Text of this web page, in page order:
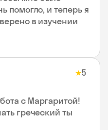
помогло, и теперь я
в изучении
★5
с Маргаритой!
греческий ты